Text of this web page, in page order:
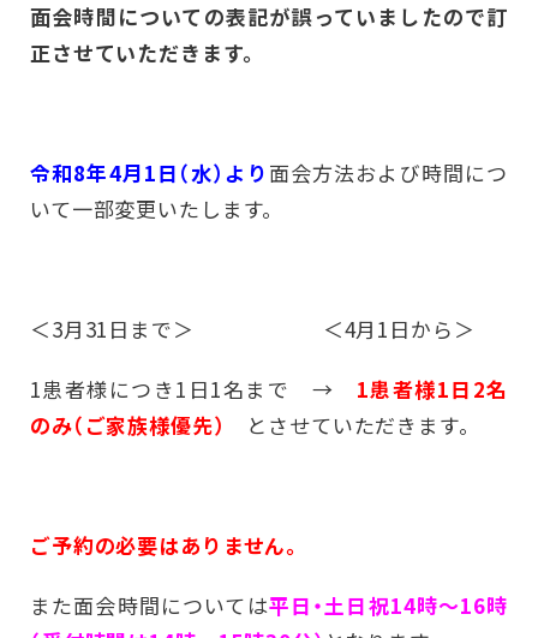
面会時間についての表記が誤っていましたので訂
正させていただきます。
令和8年4月1日（水）より 面会方法および時間につ
いて一部変更いたします。
＜3月31日まで＞ ＜4月1日から＞
1患者様につき1日1名まで → 1患者様1日2名
のみ（ご家族様優先）
とさせていただきます。
ご予約の必要はありません。
また面会時間については平日・土日祝14時～16時